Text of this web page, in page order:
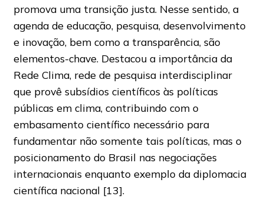
promova uma transição justa. Nesse sentido, a
agenda de educação, pesquisa, desenvolvimento
e inovação, bem como a transparência, são
elementos-chave. Destacou a importância da
Rede Clima, rede de pesquisa interdisciplinar
que provê subsídios científicos às políticas
públicas em clima, contribuindo com o
embasamento científico necessário para
fundamentar não somente tais políticas, mas o
posicionamento do Brasil nas negociações
internacionais enquanto exemplo da diplomacia
científica nacional [13].